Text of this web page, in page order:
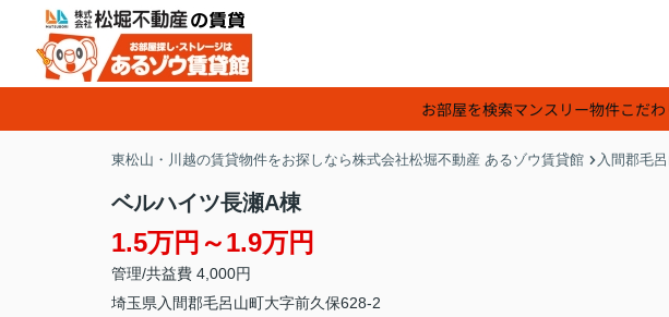
お部屋を検索マンスリー物件こだ
東松山・川越の賃貸物件をお探しなら株式会社松堀不動産 あるゾウ賃貸館 入間郡毛
ベルハイツ長瀬A棟
1.5万円～1.9万円
管理/共益費 4,000円
埼玉県 入間郡毛呂山町大字前久保628-2